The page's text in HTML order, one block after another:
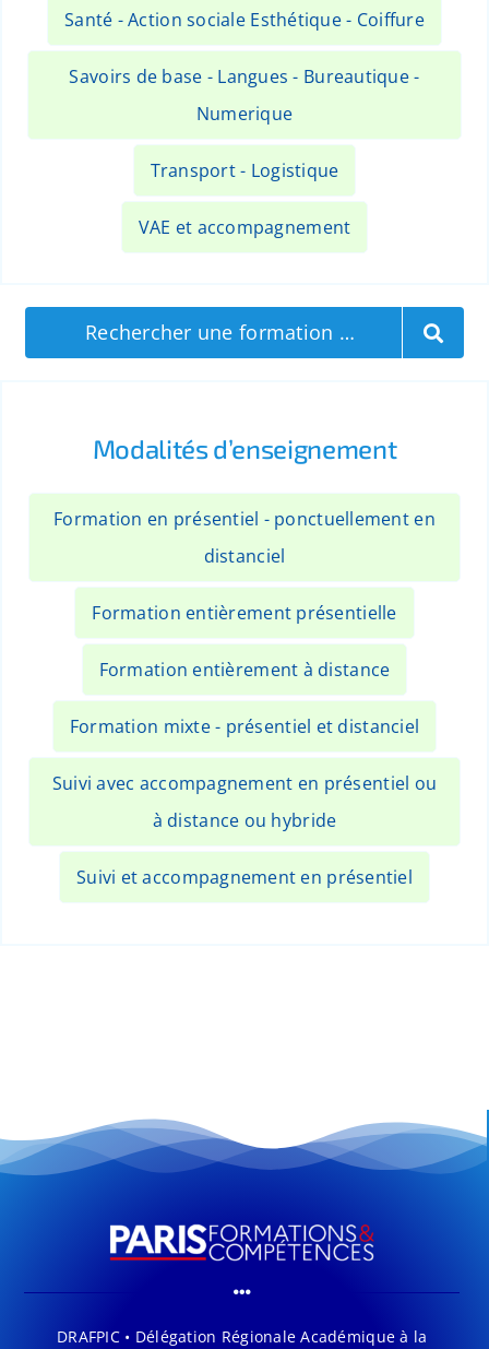
Santé - Action sociale Esthétique - Coiffure
Savoirs de base - Langues - Bureautique -
Numerique
Transport - Logistique
VAE et accompagnement
Rechercher une formation …
Modalités d’enseignement
Formation en présentiel - ponctuellement en
distanciel
Formation entièrement présentielle
Formation entièrement à distance
Formation mixte - présentiel et distanciel
Suivi avec accompagnement en présentiel ou
à distance ou hybride
Suivi et accompagnement en présentiel
DRAFPIC • Délégation Régionale Académique à la